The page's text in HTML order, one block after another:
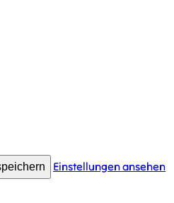
Einstellungen ansehen